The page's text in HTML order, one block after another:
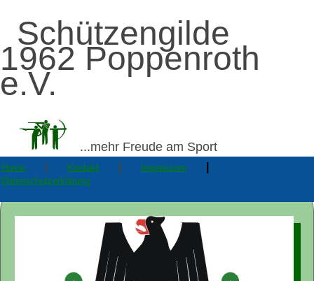
Schützengilde
1962 Poppenroth
e.V.
...mehr Freude am Sport
Home Kontakt Impressum
Datenschutzerklärung